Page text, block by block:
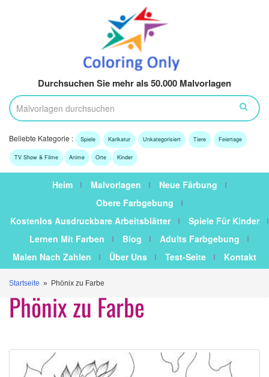
Durchsuchen Sie mehr als 50.000 Malvorlagen
Beliebte Kategorie : Spiele Karikatur Unkategorisiert Tiere Feiertage
TV Show & Filme Anime Orte Kinder
Heim Malvorlagen
Neue Färbung
Obere Farbgebung
Kostenlos Ausdruckbare Arbeitsblätter
Spiele Für Kinder
Lernen Mit Farben
Blog
Adults Farbgebung
Malen Nach Zahlen
Über Uns Test-Seite Kontakt
Startseite » Phönix zu Farbe
Phönix zu Farbe